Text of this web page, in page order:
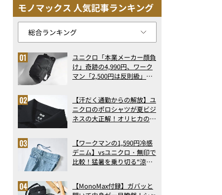
モノマックス 人気記事ランキング
ユニクロ「本業メーカー顔負
け」奇跡の4,990円、ワーク
マン「2,500円は反則級」凄
ト3】（2026年6月版）
【汗だく通勤からの解放】ユ
ニクロのポロシャツが夏ビジ
ネスの大正解！オリヒカの透
アの実力
【ワークマンの1,590円冷感
デニム】vsユニクロ・無印で
比較！猛暑を乗り切る“涼感
で決定版
【MonoMax付録】ガバッと